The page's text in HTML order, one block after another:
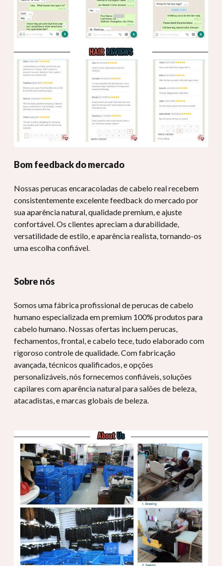
Bom feedback do mercado
Nossas perucas encaracoladas de cabelo real recebem
consistentemente excelente feedback do mercado por
sua aparência natural, qualidade premium, e ajuste
confortável. Os clientes apreciam a durabilidade,
versatilidade de estilo, e aparência realista, tornando-os
uma escolha confiável.
Sobre nós
Somos uma fábrica profissional de perucas de cabelo
humano especializada em premium 100% produtos para
cabelo humano. Nossas ofertas incluem perucas,
fechamentos, frontal, e cabelo tece, tudo elaborado com
rigoroso controle de qualidade. Com fabricação
avançada, técnicos qualificados, e opções
personalizáveis, nós fornecemos confiáveis, soluções
capilares com aparência natural para salões de beleza,
atacadistas, e marcas globais de beleza.